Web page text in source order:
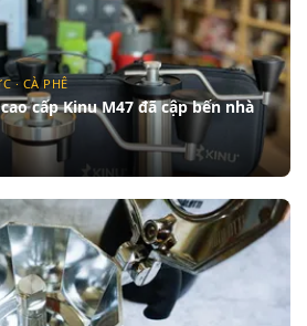
· CÀ PHÊ
cấp Kinu M47 đã cập bến nhà